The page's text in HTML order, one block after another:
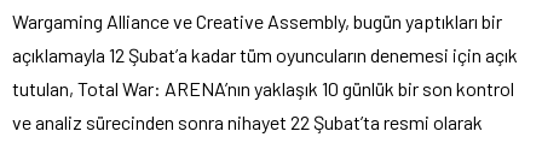
Wargaming Alliance ve Creative Assembly, bugün yaptıkları bir
açıklamayla 12 Şubat’a kadar tüm oyuncuların denemesi için açık
tutulan, Total War: ARENA’nın yaklaşık 10 günlük bir son kontrol
ve analiz sürecinden sonra nihayet 22 Şubat’ta resmi olarak